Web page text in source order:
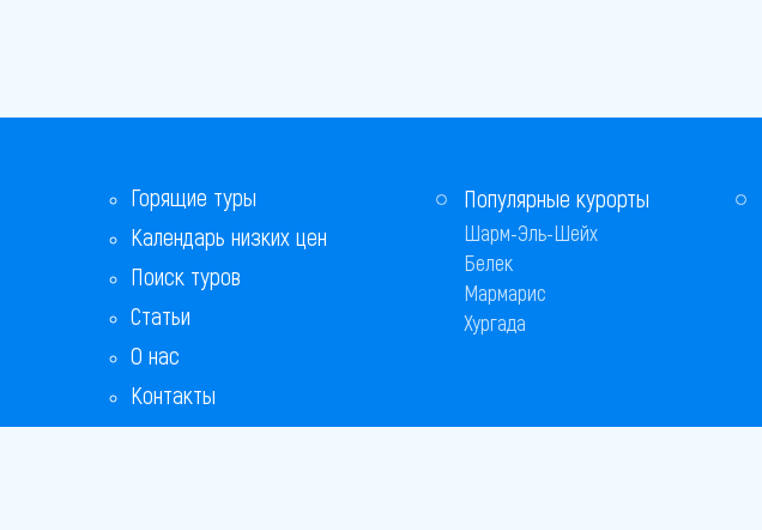
Горящие туры
Календарь низких цен
Поиск туров
Статьи
О нас
Контакты
Бонусная программа
Популярные курорты
Шарм-Эль-Шейх
Белек
Мармарис
Хургада